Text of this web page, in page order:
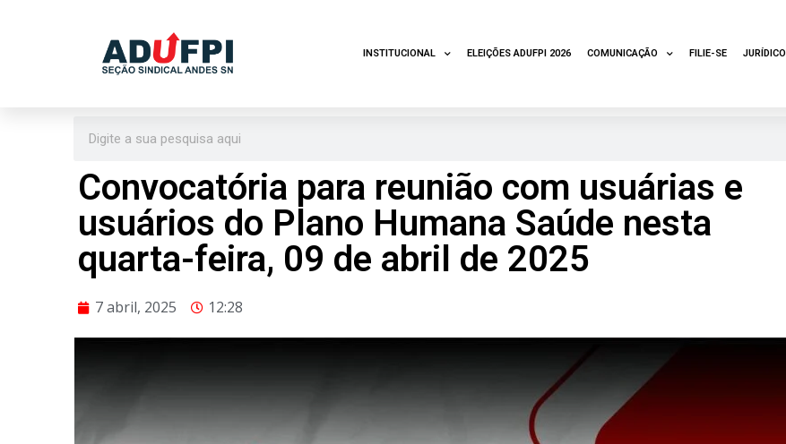
INSTITUCIONAL ELEIÇÕES ADUFPI 2026 COMUNICAÇÃO FILIE-SE JURÍDICO
Convocatória para reunião com usuárias e
usuários do Plano Humana Saúde nesta
quarta-feira, 09 de abril de 2025
7 abril, 2025 12:28